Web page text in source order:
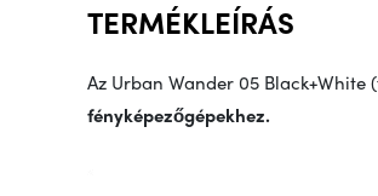
TERMÉKLEÍRÁS
Az Urban Wander 05
fényképezőgépekhez.